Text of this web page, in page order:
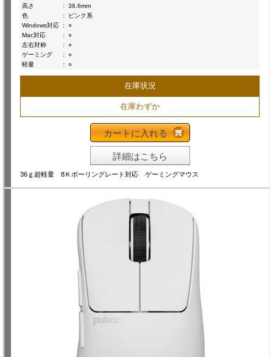
高さ
:
36.6mm
色
:
ピンク系
Windows対応 :
○
Mac対応
:
○
左右対称
:
○
ゲーミング
:
○
軽量
: ○
在庫状況
在庫わずか
カートに入れる
詳細はこちら
36ｇ超軽量 8Ｋポーリングレート対応 ゲーミングマウス